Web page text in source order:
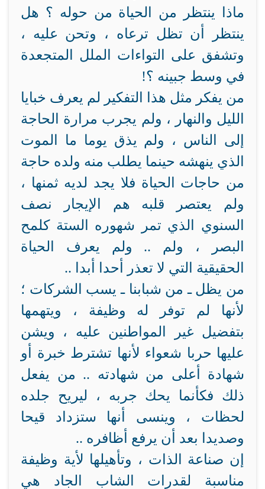
ماذا ينتظر من الحياة من حوله ؟ هل
ينتظر أن تظل ترعاه ، وتحن عليه ،
وتشفق على التواءات الملل المتجعدة
في وسط جبينه ؟!
من يفكر مثل هذا التفكير لم يعرف خبايا
الليل والنهار ، ولم يجرب مرارة الحاجة
إلى الناس ، ولم يذق يوما ما الموت
الذي ينهشه حينما يطلب منه ولده حاجة
من حاجات الحياة فلا يجد لديه ثمنها ،
ولم يعتصر قلبه هم الإيجار نصف
السنوي الذي تمر شهوره الستة كلمح
البصر ، ولم .. ولم يعرف الحياة
الحقيقية التي لا تعذر أحدا أبدا ..
من يظل ـ من شبابنا ـ يسب الشركات ؛
لأنها لم توفر له وظيفة ، ويتهمها
بتفضيل غير المواطنين عليه ، ويشن
عليها حربا شعواء لأنها تشترط خبرة أو
شهادة أعلى من شهادته .. من يفعل
ذلك فكأنما يحك جربه ، ليريح جلده
لحظات ، وينسى أنها ستزداد قيحا
وصديدا بعد أن يرفع أظافره ..
إن صناعة الذات ، وتأهيلها لأية وظيفة
مناسبة لقدرات الشاب الجاد هي